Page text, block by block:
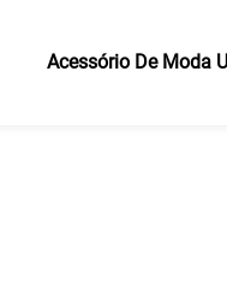
Acessório De Moda